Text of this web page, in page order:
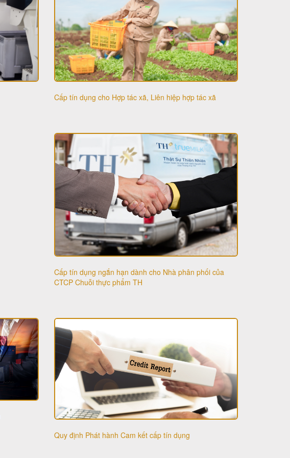
Cấp tín dụng cho Hợp tác xã, Liên hiệp hợp tác xã
Cấp tín dụng ngắn hạn dành cho Nhà phân phối của
CTCP Chuỗi thực phẩm TH
Quy định Phát hành Cam kết cấp tín dụng